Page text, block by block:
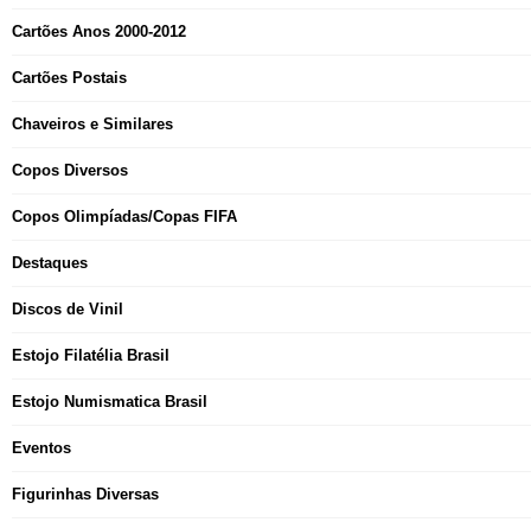
Cartões Anos 2000-2012
Cartões Postais
Chaveiros e Similares
Copos Diversos
Copos Olimpíadas/Copas FIFA
Destaques
Discos de Vinil
Estojo Filatélia Brasil
Estojo Numismatica Brasil
Eventos
Figurinhas Diversas